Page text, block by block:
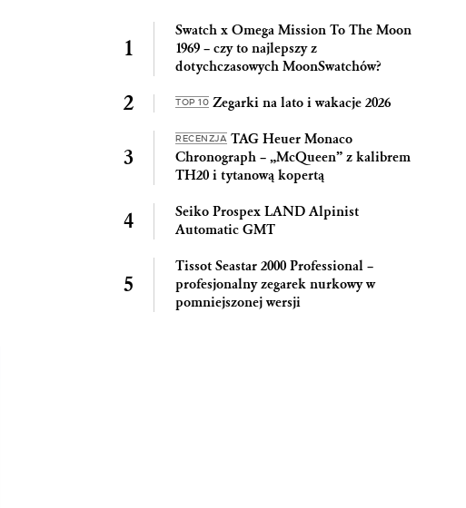
Swatch x Omega Mission To The Moon
1969 – czy to najlepszy z
dotychczasowych MoonSwatchów?
TOP 10 Zegarki na lato i wakacje 2026
RECENZJA TAG Heuer Monaco
Chronograph – „McQueen” z kalibrem
TH20 i tytanową kopertą
Seiko Prospex LAND Alpinist
Automatic GMT
Tissot Seastar 2000 Professional –
profesjonalny zegarek nurkowy w
pomniejszonej wersji